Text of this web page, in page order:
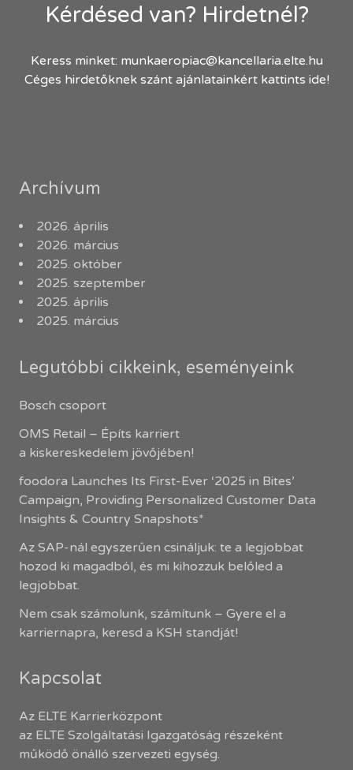
Kérdésed van? Hirdetnél?
Keress minket: munkaeropiac@kancellaria.elte.hu
Céges hirdetőknek szánt ajánlatainkért kattints ide!
Archívum
2026. április
2026. március
2025. október
2025. szeptember
2025. április
2025. március
Legutóbbi cikkeink, eseményeink
Bosch csoport
OMS Retail – Építs karriert
a kiskereskedelem jövőjében!
foodora Launches Its First-Ever ‘2025 in Bites’
Campaign, Providing Personalized Customer Data
Insights & Country Snapshots*
Az SAP-nál egyszerűen csináljuk: te a legjobbat
hozod ki magadból, és mi kihozzuk belőled a
legjobbat.
Nem csak számolunk, számítunk – Gyere el a
karriernapra, keresd a KSH standját!
Kapcsolat
Az ELTE Karrierközpont
az ELTE Szolgáltatási Igazgatóság részeként
működő önálló szervezeti egység.